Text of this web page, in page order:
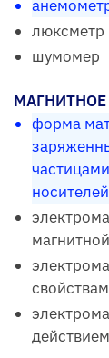
люксметр
шумомер
форма